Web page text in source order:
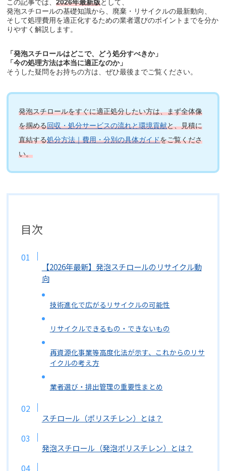
この記事では、2026年最新版として、
発泡スチロールの基礎知識から、廃棄・リサイクルの最新動向、
そして処理費用を適正化するための業者選びのポイントまでを分か
りやすく解説します。
「発泡スチロールはどこで、どう処分すべきか」
「今の処理方法は本当に適正なのか」
そうした疑問をお持ちの方は、ぜひ最後までご覧ください。
発泡スチロールをすぐに適正処分したい方は、まず全体像
を掴める回収・処分サービスの流れと環境貢献と、見積に
直結する処分方法｜費用・分別の具体ガイドをご覧くださ
い。
目次
【2026年最新】発泡スチロールのリサイクル動
向
技術進化で広がるリサイクルの可能性
リサイクルできるもの・できないもの
再資源化事業等高度化法が示す、これからのリサ
イクルの考え方
業者選び・排出管理の重要性まとめ
スチロール（ポリスチレン）とは？
発泡スチロール（発泡ポリスチレン）とは？